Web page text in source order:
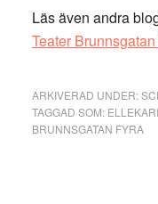
Läs även andra
Teater
ARKIVERAD UNDER:
TAGGAD SOM:
BRUNNSGATAN FYRA